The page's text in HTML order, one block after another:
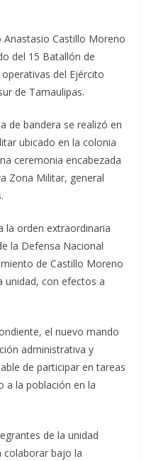
Castillo Moreno
del 15 Batallón de
del Ejército
de Tamaulipas.
de bandera se realizó en
ubicado en la colonia
ceremonia encabezada
Zona Militar, general
la orden extraordinaria
la Defensa Nacional
de Castillo Moreno
unidad, con efectos a
el nuevo mando
administrativa y
de participar en tareas
a la población en la
de la unidad
colaborar bajo la